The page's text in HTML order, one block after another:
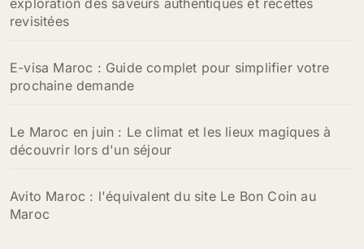
exploration des saveurs authentiques et recettes
revisitées
E-visa Maroc : Guide complet pour simplifier votre
prochaine demande
Le Maroc en juin : Le climat et les lieux magiques à
découvrir lors d'un séjour
Avito Maroc : l'équivalent du site Le Bon Coin au
Maroc